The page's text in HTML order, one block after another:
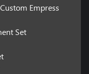
Empress
Set